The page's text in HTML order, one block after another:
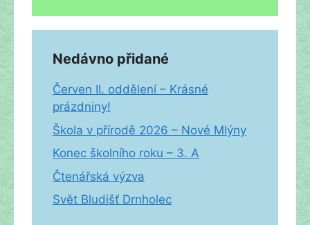
Nedávno přidané
Červen II. oddělení – Krásné
prázdniny!
Škola v přírodě 2026 – Nové Mlýny
Konec školního roku – 3. A
Čtenářská výzva
Svět Bludišť Drnholec